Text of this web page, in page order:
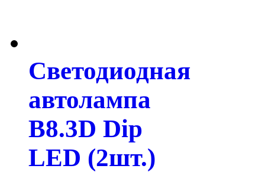
Светодиодная
автолампа
B8.3D Dip
LED (2шт.)